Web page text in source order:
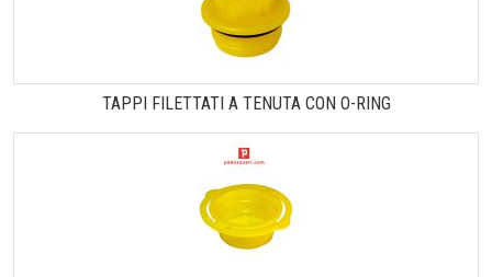
TAPPI FILETTATI A TENUTA CON O-RING